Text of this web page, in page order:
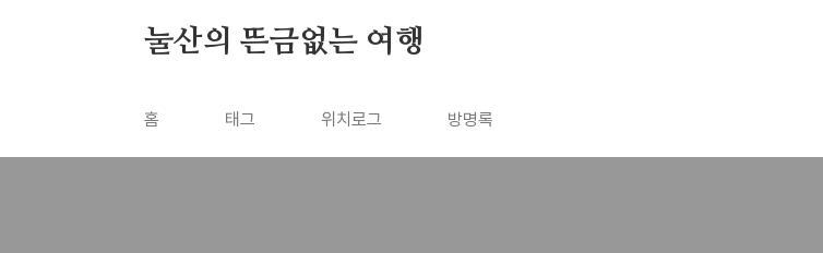
눌산의 뜬금없는 여행
홈 태그 위치로그 방명록